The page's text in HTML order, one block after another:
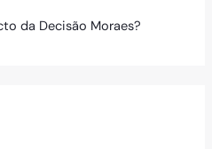
da Decisão Moraes?